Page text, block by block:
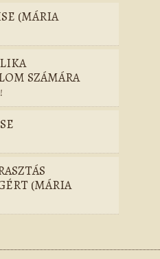
(MÁRIA
SZÁMÁRA
(MÁRIA